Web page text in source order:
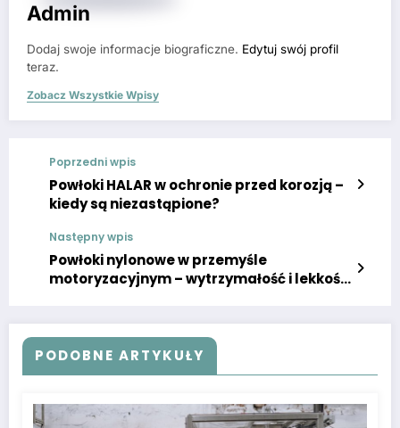
Admin
Dodaj swoje informacje biograficzne. Edytuj swój profil
teraz.
Zobacz Wszystkie Wpisy
Poprzedni wpis
Powłoki HALAR w ochronie przed korozją –
kiedy są niezastąpione?
Następny wpis
Powłoki nylonowe w przemyśle
motoryzacyjnym – wytrzymałość i lekkość
PODOBNE ARTYKUŁY